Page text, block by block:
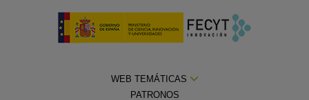
WEB TEMÁTICAS
PATRONOS